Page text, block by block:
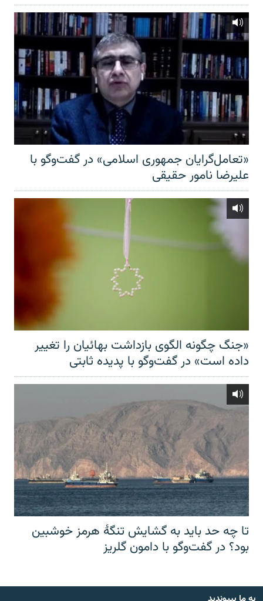
«تعامل‌گرایان جمهوری اسلامی» در گفت‌وگو با
علیرضا نامور حقیقی
«جنگ چگونه الگوی بازداشت بهائیان را تغییر
داده است» در گفت‌وگو با پدیده ثابتی
تا چه حد باید به گشایش تنگهٔ هرمز خوشبین
بود؟ در گفت‌وگو با دامون گلریز